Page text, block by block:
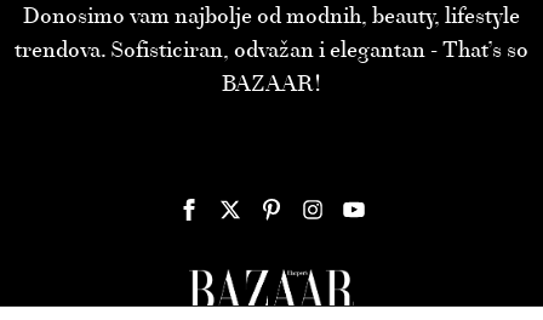
Donosimo vam najbolje od modnih, beauty, lifestyle
trendova. Sofisticiran, odvažan i elegantan - That’s so
BAZAAR!